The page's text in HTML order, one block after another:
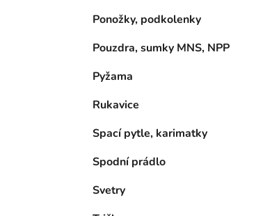
Ponožky, podkolenky
Pouzdra, sumky MNS, NPP
Pyžama
Rukavice
Spací pytle, karimatky
Spodní prádlo
Svetry